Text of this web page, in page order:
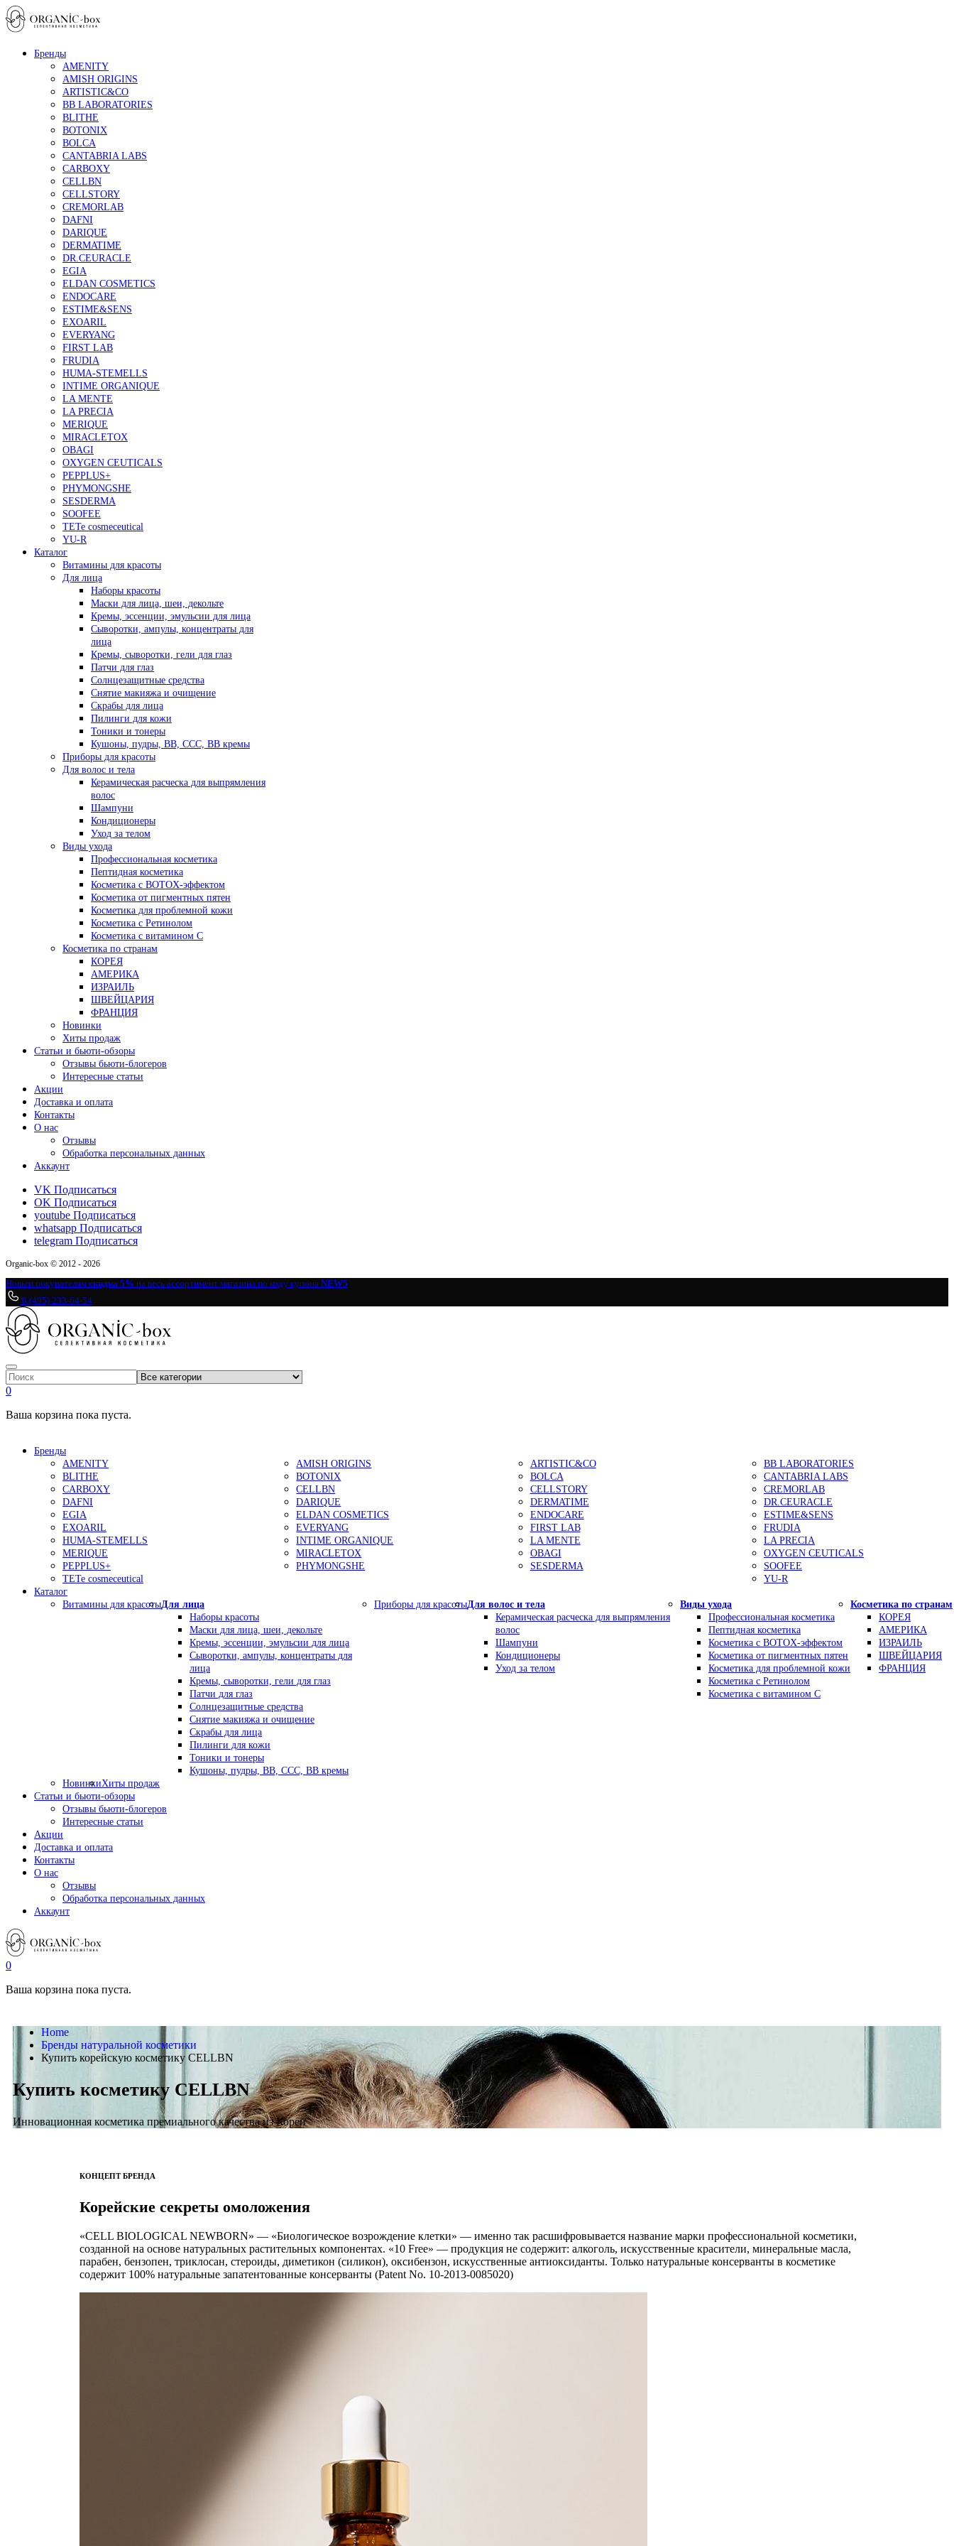
Бренды
AMENITY
AMISH ORIGINS
ARTISTIC&CO
BB LABORATORIES
BLITHE
BOTONIX
BOLCA
CANTABRIA LABS
CARBOXY
CELLBN
CELLSTORY
CREMORLAB
DAFNI
DARIQUE
DERMATIME
DR.CEURACLE
EGIA
ELDAN COSMETICS
ENDOCARE
ESTIME&SENS
EXOARIL
EVERYANG
FIRST LAB
FRUDIA
HUMA-STEMELLS
INTIME ORGANIQUE
LA MENTE
LA PRECIA
MERIQUE
MIRACLETOX
OBAGI
OXYGEN CEUTICALS
PEPPLUS+
PHYMONGSHE
SESDERMA
SOOFEE
TETe cosmeceutical
YU-R
Каталог
Витамины для красоты
Для лица
Наборы красоты
Маски для лица, шеи, декольте
Кремы, эссенции, эмульсии для лица
Сыворотки, ампулы, концентраты для
лица
Кремы, сыворотки, гели для глаз
Патчи для глаз
Солнцезащитные средства
Снятие макияжа и очищение
Скрабы для лица
Пилинги для кожи
Тоники и тонеры
Кушоны, пудры, ВВ, ССС, ВВ кремы
Приборы для красоты
Для волос и тела
Керамическая расческа для выпрямления
волос
Шампуни
Кондиционеры
Уход за телом
Виды ухода
Профессиональная косметика
Пептидная косметика
Косметика с BOTOX-эффектом
Косметика от пигментных пятен
Косметика для проблемной кожи
Косметика с Ретинолом
Косметика с витамином С
Косметика по странам
КОРЕЯ
АМЕРИКА
ИЗРАИЛЬ
ШВЕЙЦАРИЯ
ФРАНЦИЯ
Новинки
Хиты продаж
Статьи и бьюти-обзоры
Отзывы бьюти-блогеров
Интересные статьи
Акции
Доставка и оплата
Контакты
О нас
Отзывы
Обработка персональных данных
Аккаунт
VK Подписаться
OK Подписаться
youtube Подписаться
whatsapp Подписаться
telegram Подписаться
Organic-box © 2012 - 2026
Новым покупателям скидка 5% на весь ассортимент магазина по коду купона NEW5
8 (495) 233-64-54
0
Ваша корзина пока пуста.
Бренды
AMENITY
AMISH ORIGINS ARTISTIC&CO
BB LABORATORIES
BLITHE
BOTONIX BOLCA
CANTABRIA LABS
CARBOXY
CELLBN CELLSTORY
CREMORLAB
DAFNI
DARIQUE DERMATIME
DR.CEURACLE
EGIA
ELDAN COSMETICS ENDOCARE
ESTIME&SENS
EXOARIL
EVERYANG FIRST LAB
FRUDIA
HUMA-STEMELLS
INTIME ORGANIQUE LA MENTE
LA PRECIA
MERIQUE
MIRACLETOX OBAGI
OXYGEN CEUTICALS
PEPPLUS+
PHYMONGSHE SESDERMA
SOOFEE
TETe cosmeceutical
YU-R
Каталог
Витамины для красотыДля лица
Наборы красоты
Маски для лица, шеи, декольте
Кремы, эссенции, эмульсии для лица
Сыворотки, ампулы, концентраты для
лица
Кремы, сыворотки, гели для глаз
Патчи для глаз
Солнцезащитные средства
Снятие макияжа и очищение
Скрабы для лица
Пилинги для кожи
Тоники и тонеры
Кушоны, пудры, ВВ, ССС, ВВ кремы
Приборы для красотыДля волос и тела
Керамическая расческа для выпрямления
волос
Шампуни
Кондиционеры
Уход за телом
Виды ухода
Профессиональная косметика
Пептидная косметика
Косметика с BOTOX-эффектом
Косметика от пигментных пятен
Косметика для проблемной кожи
Косметика с Ретинолом
Косметика с витамином С
Косметика по странам
КОРЕЯ
АМЕРИКА
ИЗРАИЛЬ
ШВЕЙЦАРИЯ
ФРАНЦИЯ
НовинкиХиты продаж
Статьи и бьюти-обзоры
Отзывы бьюти-блогеров
Интересные статьи
Акции
Доставка и оплата
Контакты
О нас
Отзывы
Обработка персональных данных
Аккаунт
0
Ваша корзина пока пуста.
Home
Бренды натуральной косметики
Купить корейскую косметику CELLBN
Купить косметику CELLBN
Инновационная косметика премиального качества из Кореи
КОНЦЕПТ БРЕНДА
Корейские секреты омоложения
«CELL BIOLOGICAL NEWBORN» — «Биологическое возрождение клетки» — именно так расшифровывается название марки профессиональной косметики,
созданной на основе натуральных растительных компонентах. «10 Free» — продукция не содержит: алкоголь, искусственные красители, минеральные масла,
парабен, бензопен, триклосан, стероиды, диметикон (силикон), оксибензон, искусственные антиоксиданты. Только натуральные консерванты в косметике
содержит 100% натуральные запатентованные консерванты (Patent No. 10-2013-0085020)